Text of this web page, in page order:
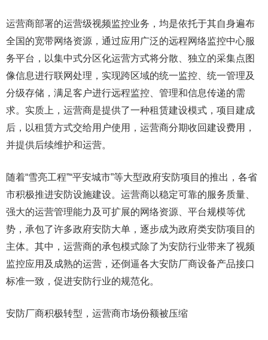
运营商部署的运营级视频监控业务，均是依托于其自身遍布
全国的宽带网络资源，通过应用广泛的远程网络监控中心服
务平台，以集中式分区化运营方式将分散、独立的采集点图
像信息进行联网处理，实现跨区域的统一监控、统一管理及
分级存储，满足客户进行远程监控、管理和信息传递的需
求。实质上，运营商是提供了一种租赁建设模式，项目建成
后，以租赁方式交给用户使用，运营商分期收回建设费用，
并提供后续维护和运营。
随着“雪亮工程”“平安城市”等大型政府安防项目的推出，各省
市积极推进安防设施建设。运营商以稳定可靠的服务质量、
强大的运营管理能力及可扩展的网络资源、平台规模等优
势，承包了许多政府安防大单，逐步成为政府类安防项目的
主体。其中，运营商的承包模式除了为安防行业带来了视频
监控应用及成熟的运营，还倒逼各大安防厂商设备产品接口
标准一致，促进安防行业的规范化。
安防厂商积极转型，运营商市场份额被压缩